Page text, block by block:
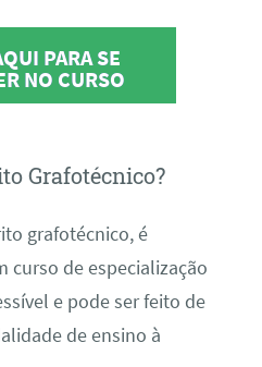
PARA SE
NO CURSO
Grafotécnico?
grafotécnico, é
curso de especialização
e pode ser feito de
de ensino à